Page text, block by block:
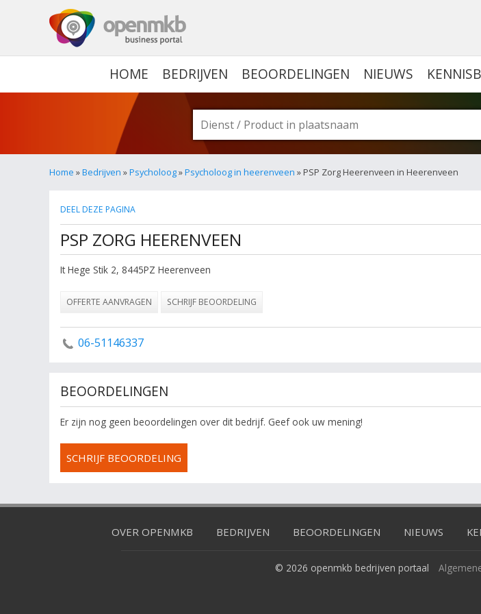
HOME BEDRIJVEN BEOORDELINGEN NIEUWS
Home »Bedrijven »Psycholoog»Psycholoog in heerenveen » PSP Zorg Heerenveen in Heerenveen
DEEL DEZE PAGINA
PSP ZORG HEERENVEEN
It Hege Stik 2, 8445PZ Heerenveen
OFFERTE AANVRAGEN SCHRIJF BEOORDELING
06-51146337
BEOORDELINGEN
Er zijn nog geen beoordelingen over dit bedrijf. Geef ook uw mening!
SCHRIJF BEOORDELING
OVER OPENMKB BEDRIJVEN BEOORDELINGEN NIEUWS
© 2026 openmkb bedrijven portaal